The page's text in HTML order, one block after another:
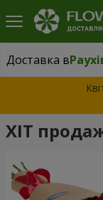
Доставка в
Доставка в
ХІТ